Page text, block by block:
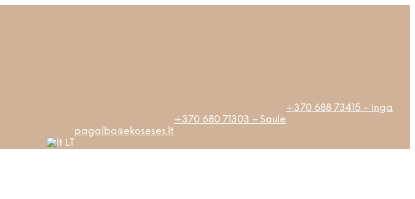
+370 688 73415 – Inga
+370 680 71303 – Saulė
pagalba@ekoseses.lt
LT